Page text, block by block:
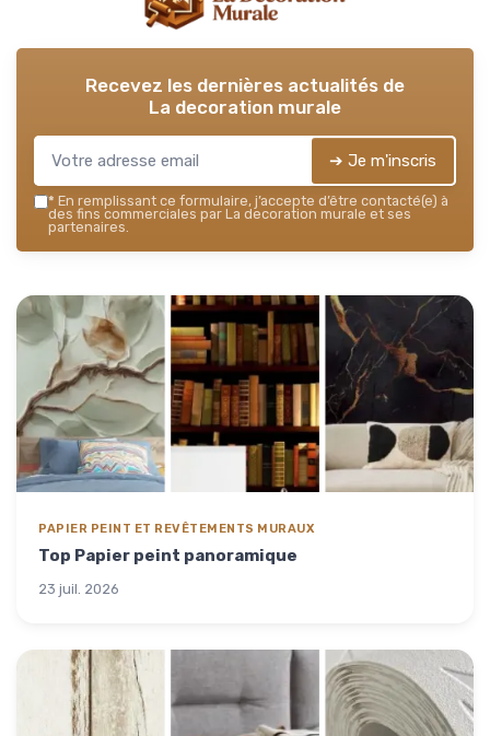
Recevez les dernières actualités de
La decoration murale
➔ Je m'inscris
* En remplissant ce formulaire, j’accepte d’être contacté(e) à
des fins commerciales par La decoration murale et ses
partenaires.
PAPIER PEINT ET REVÊTEMENTS MURAUX
Top Papier peint panoramique
23 juil. 2026